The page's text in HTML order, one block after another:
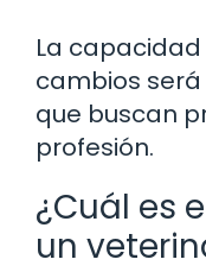
La
cambios
que buscan
profesión.
¿Cuál es
un